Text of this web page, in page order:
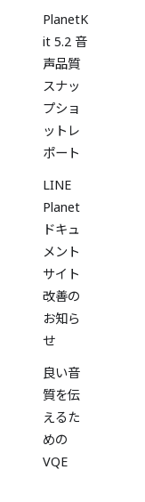
PlanetK
it 5.2 音
声品質
スナッ
プショ
ットレ
ポート
LINE
Planet
ドキュ
メント
サイト
改善の
お知ら
せ
良い音
質を伝
えるた
めの
VQE